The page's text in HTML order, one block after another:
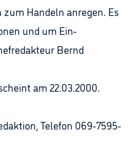
Handeln anregen. Es
und um Ein-
Bernd
am 22.03.2000.
Telefon 069-7595-